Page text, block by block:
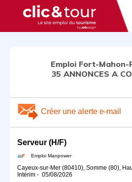
Emploi Fort-Mahon-
35 ANNONCES A
Créer une alerte e-mail
Serveur (H/F)
Emploi Manpower
Cayeux-sur-Mer (80410), Somme (80),
Intérim - 05/08/2026